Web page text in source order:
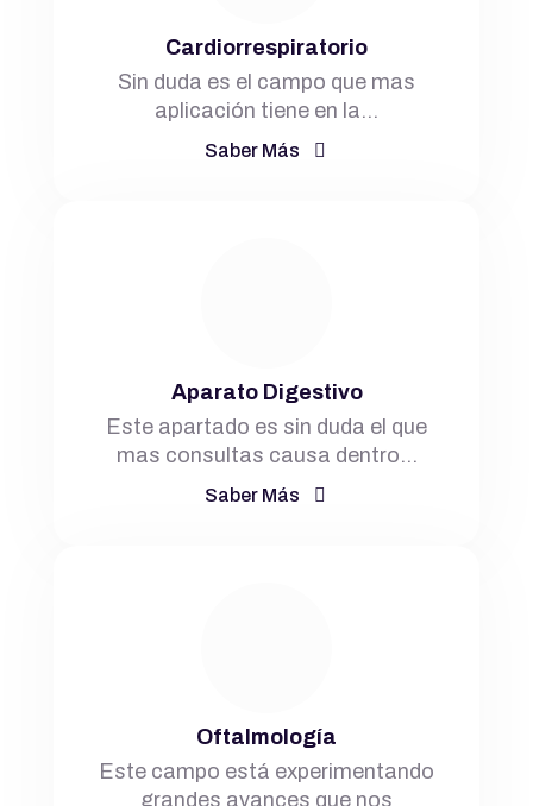
Cardiorrespiratorio
Sin duda es el campo que mas
aplicación tiene en la…
Saber Más
Aparato Digestivo
Este apartado es sin duda el que
mas consultas causa dentro…
Saber Más
Oftalmología
Este campo está experimentando
grandes avances que nos